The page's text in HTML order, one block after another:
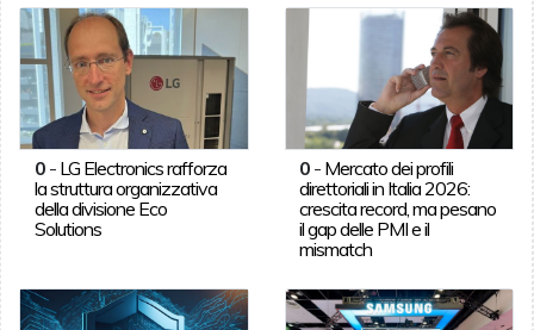
0- LG Electronics rafforza
la struttura organizzativa
della divisione Eco
Solutions
0 - Mercato dei profili
direttoriali in Italia 2026:
crescita record, ma pesano
il gap delle PMI e il
mismatch